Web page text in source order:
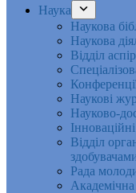
Наука
Наукова
Наукова
Відділ
Наукові
Науково-
Відділ
Рада
Академічна